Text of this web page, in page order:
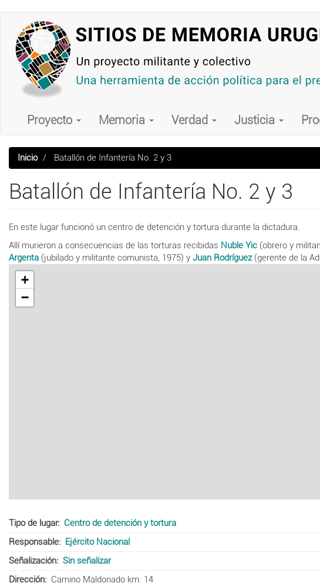
contenido
principal
Main
navigation
Proyecto Memoria Verdad Justicia
Inicio Batallón de Infantería No. 2 y 3
Batallón de Infantería No. 2 y 3
En este lugar funcionó un centro de detención y tortura durante la dictadura.
Allí murieron a consecuencias de las torturas recibidas Nuble Yic (obrero y
Argenta (jubilado y militante comunista, 1975) y Juan Rodríguez(gerente de la
+
−
Tipo de lugar
Centro de detención y tortura
Responsable
Ejército Nacional
Señalización
Sin señalizar
Dirección
Camino Maldonado km. 14